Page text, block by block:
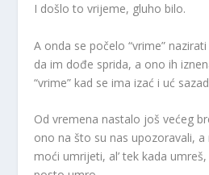
I došlo to vrijeme, gluho bilo.
A onda se počelo “vrime”
da im dođe sprida, a ono ih
“vrime” kad se ima izać i uć
Od vremena nastalo još većeg
ono na što su nas upozoravali,
moći umrijeti, al’ tek kada